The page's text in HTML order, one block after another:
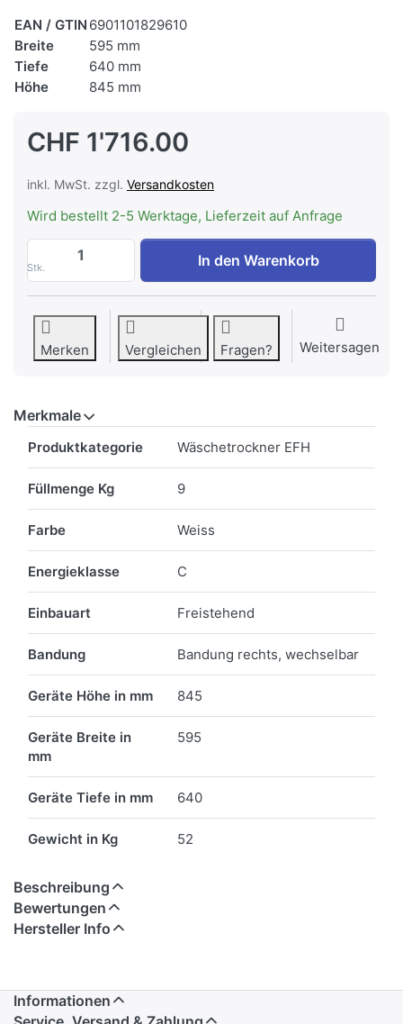
EAN / GTIN 6901101829610
Breite
595 mm
Tiefe
640 mm
Höhe
845 mm
CHF 1'716.00
inkl. MwSt. zzgl. Versandkosten
Wird bestellt 2-5 Werktage, Lieferzeit auf Anfrage
Stk.
HISENSE DH3S902BW3
In den Warenkorb
Merken Vergleichen Fragen? Weitersagen
Merkmale
Produktkategorie Wäschetrockner EFH
Füllmenge Kg 9
Farbe Weiss
Energieklasse C
Einbauart Freistehend
Bandung Bandung rechts, wechselbar
Geräte Höhe in mm 845
Geräte Breite in
mm
595
Geräte Tiefe in mm 640
Gewicht in Kg 52
Beschreibung
Bewertungen
Hersteller Info
Informationen